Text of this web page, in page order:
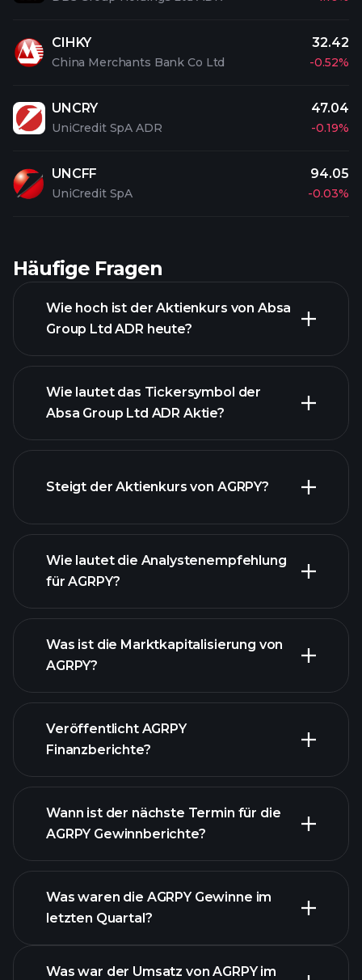
CIHKY
China Merchants Bank Co Ltd
32.42
-0.52%
UNCRY
UniCredit SpA ADR
47.04
-0.19%
UNCFF
UniCredit SpA
94.05
-0.03%
Häufige Fragen
Wie hoch ist der Aktienkurs von Absa
Group Ltd ADR heute?
Wie lautet das Tickersymbol der
Absa Group Ltd ADR Aktie?
Steigt der Aktienkurs von AGRPY?
AGRPY Diagramm
Wie lautet die Analystenempfehlung
für AGRPY?
Was ist die Marktkapitalisierung von
AGRPY?
unsere Liste der Aktien
Veröffentlicht AGRPY
Finanzberichte?
Finanzberichte von
AGRPY
Wann ist der nächste Termin für die
AGRPY Gewinnberichte?
Was waren die AGRPY Gewinne im
letzten Quartal?
Was war der Umsatz von AGRPY im